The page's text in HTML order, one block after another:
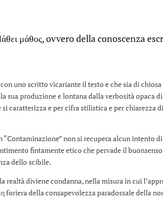
μάθος, ovvero della conoscenza
uno scritto vicariante il testo e che sia di
sua produzione e lontana dalla verbosità opaca
caratterizza e per cifra stilistica e per chiarezza
“Contaminazione” non si recupera alcun intento
fintamente etico che pervade il
dello scibile.
realtà diviene condanna, nella misura in cui
foriera della consapevolezza paradossale della